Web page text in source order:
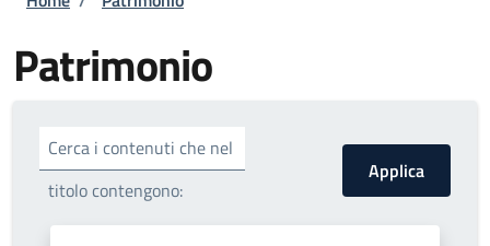
Patrimonio
Cerca i contenuti che nel
titolo contengono: